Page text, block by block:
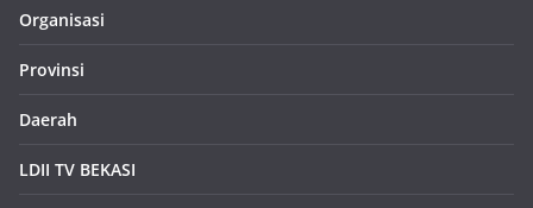
Organisasi
Provinsi
Daerah
LDII TV BEKASI